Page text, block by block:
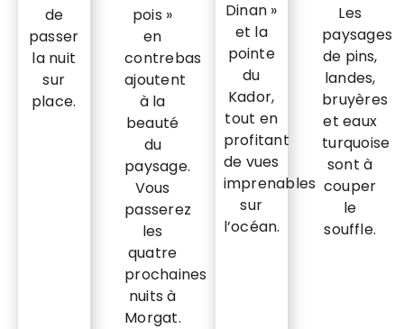
de
passer
la nuit
sur
place.
pois »
en
contrebas
ajoutent
à la
beauté
du
paysage.
Vous
passerez
les
quatre
prochaines
nuits à
Morgat.
Dinan »
et la
pointe
du
Kador,
tout en
profitant
de vues
imprenables
sur
l’océan.
Les
paysages
de pins,
landes,
bruyères
et eaux
turquoise
sont à
couper
le
souffle.